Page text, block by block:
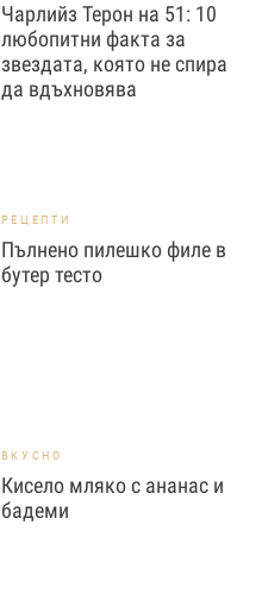
Чарлийз Терон на 51: 10
любопитни факта за
звездата, която не спира
да вдъхновява
РЕЦЕПТИ
Пълнено пилешко филе в
бутер тесто
ВКУСНО
Кисело мляко с ананас и
бадеми